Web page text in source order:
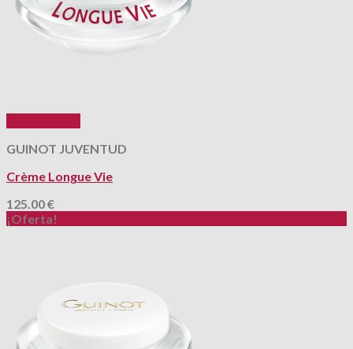
GUINOT JUVENTUD
Crème Longue Vie
125.00€
¡Oferta!